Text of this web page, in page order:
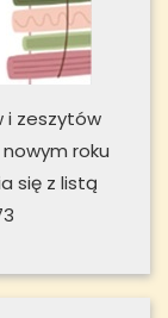
i zeszytów
roku
się z listą